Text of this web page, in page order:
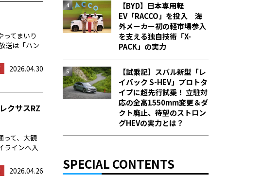
ってまいり
送は「ハン
2026.04.30
クサスRZ
って、大観
ラインへ入
2026.04.26
【BYD】日本専用軽
EV「RACCO」を投入 海
外メーカー初の軽市場参入
を支える独自技術「X-
PACK」の実力
【試乗記】スバル新型「レ
イバック S-HEV」プロトタ
イプに超先行試乗！ 立駐対
応の全高1550mm変更＆ダ
クト廃止、待望のストロン
グHEVの実力とは？
SPECIAL CONTENTS